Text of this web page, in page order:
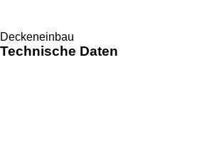
Deckeneinbau
Technische Daten